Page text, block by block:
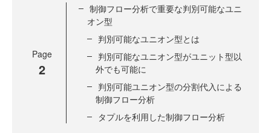
Page
2
制御フロー分析で重要な判別可能なユニ
オン型
判別可能なユニオン型とは
判別可能なユニオン型がユニット型以
外でも可能に
判別可能ユニオン型の分割代入による
制御フロー分析
タプルを利用した制御フロー分析